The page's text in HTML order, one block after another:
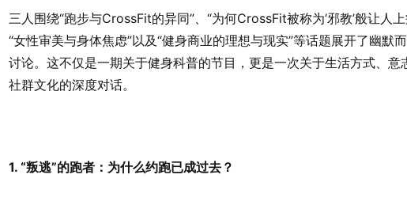
三人围绕“跑步与CrossFit的异同”、“为何CrossFit被称为‘邪教’般让人上
“女性审美与身体焦虑”以及“健身商业的理想与现实”等话题展开了幽默
讨论。这不仅是一期关于健身科普的节目，更是一次关于生活方式、意
社群文化的深度对话。
1. “叛逃”的跑者：为什么约跑已成过去？